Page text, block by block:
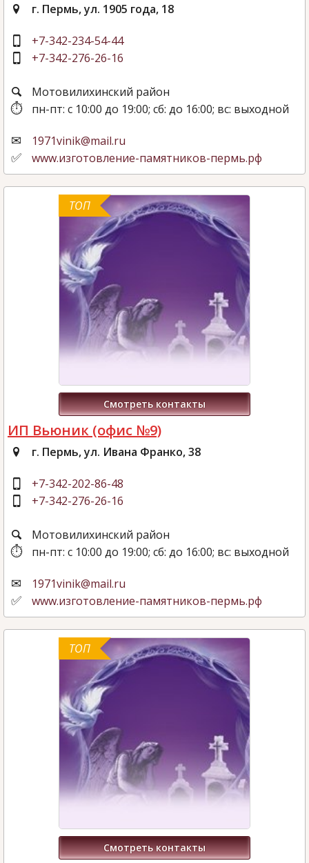
г. Пермь, ул. 1905 года, 18
+7-342-234-54-44
+7-342-276-26-16
Мотовилихинский район
пн-пт: с 10:00 до 19:00; сб: до 16:00; вс: выходной
1971vinik@mail.ru
www.изготовление-памятников-пермь.рф
ТОП
Смотреть контакты
ИП Вьюник (офис №9)
г. Пермь, ул. Ивана Франко, 38
+7-342-202-86-48
+7-342-276-26-16
Мотовилихинский район
пн-пт: с 10:00 до 19:00; сб: до 16:00; вс: выходной
1971vinik@mail.ru
www.изготовление-памятников-пермь.рф
ТОП
Смотреть контакты